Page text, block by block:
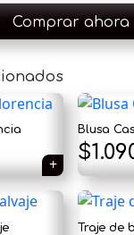
Comprar ahora
Blusa
El
$
Traje de
carrito está